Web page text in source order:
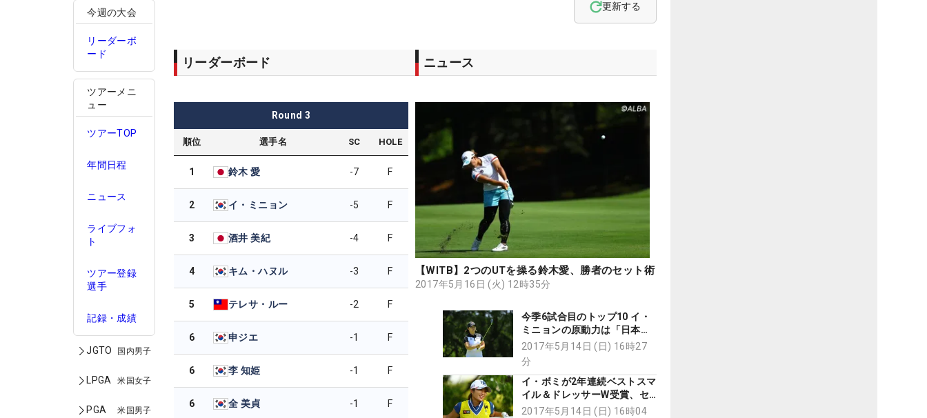
今週の大会
リーダーボ
ード
ツアーメニ
ュー
ツアーTOP
年間日程
ニュース
ライブフォ
ト
ツアー登録
選手
記録・成績
JGTO 国内男子
LPGA 米国女子
PGA 米国男子
更新する
リーダーボード
Round 3
順位 選手名 SC HOLE
1 鈴木 愛 -7 F
2 イ・ミニョン -5 F
3 酒井 美紀 -4 F
4 キム・ハヌル -3 F
5 テレサ・ルー -2 F
6 申ジエ -1 F
6 李 知姫 -1 F
6 全 美貞 -1 F
ニュース
【WITB】2つのUTを操る鈴木愛、勝者のセット術
2017年5月16日 (火) 12時35分
今季6試合目のトップ10 イ・
ミニョンの原動力は「日本に
家を買いたい！」
2017年5月14日 (日) 16時27
分
イ・ボミが2年連続ベストスマ
イル＆ドレッサーW受賞、セ
クシークイーンはドレッサー
2017年5月14日 (日) 16時04